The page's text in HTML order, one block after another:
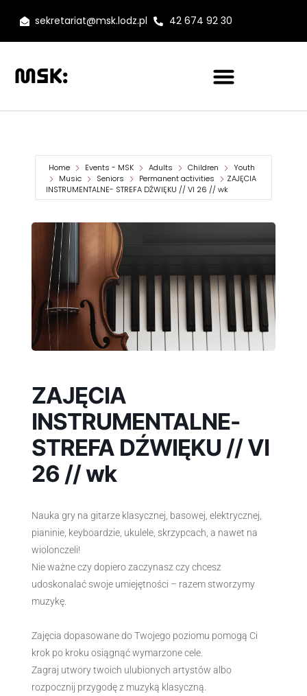
sekretariat@msk.lodz.pl 42 674 92 30
Home Events - MSK Adults Children
Youth
Music
Seniors Permanent activities
ZAJĘCIA
INSTRUMENTALNE- STREFA DŹWIĘKU // VI 26 // wk
ZAJĘCIA
INSTRUMENTALNE-
STREFA DŹWIĘKU // VI
26 // wk
Nauka gry na gitarze klasycznej, basowej, elektrycznej,
pianinie, keyboardzie, ukulele, skrzypcach, a nawet na
wiolonczeli!
Nie ważne czy dopiero zaczynasz czy chcesz
udoskonalać swoje umiejętności – razem stworzymy
muzykę.
Zajęcia dopasowane do Twojego poziomu pomogą Ci
krok po kroku osiągnąć wymarzone cele.
Zagraj utwory twoich ulubionych artystów albo
rozpocznij przygodę z muzyką klasyczną.